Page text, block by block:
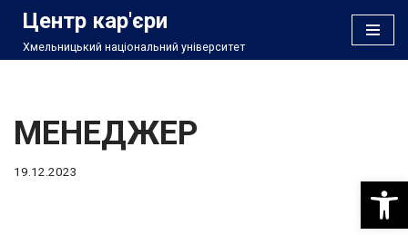
Перейти
Центр кар'єри
Хмельницький національний університет
МЕНЕДЖЕР
19.12.2023